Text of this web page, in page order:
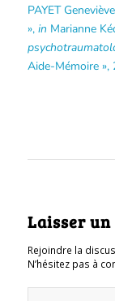
PAYET
», in Marianne
Aide-Mémoire
Laisser
Rejoindre la
N’hésitez pas à